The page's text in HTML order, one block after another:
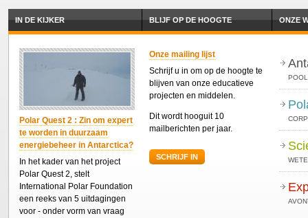
IN DE KIJKER
Polar Quest 2 : Zin om expert
te worden in duurzaam
energiebeheer in Antarctica?
In het kader van het project
Polar Quest 2, stelt
International Polar Foundation
een reeks van 5 uitdagingen
voor - onder vorm van vraag
BLIJF OP DE HOOGTE
Onze mailing lijst
Schrijf u in om op de hoogte te
blijven van onze educatieve
projecten en middelen.
Dit wordt hooguit 10
mailberichten per jaar.
SCHRIJF IN
ONZE